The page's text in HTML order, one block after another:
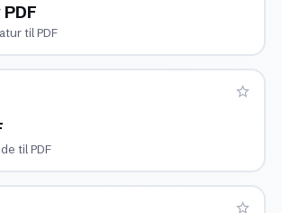
til PDF
til PDF